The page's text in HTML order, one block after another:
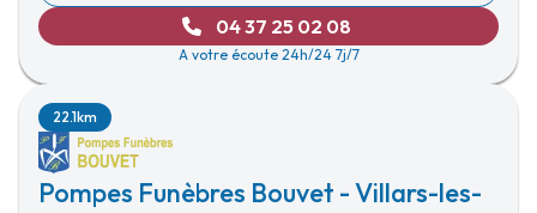
04 37 25 02 08
A votre écoute 24h/24 7j/7
Pompes Funèbres Bouvet - Villars-les-
22.1km